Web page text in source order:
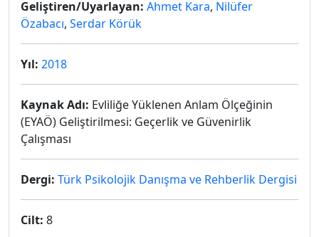
Geliştiren/Uyarlayan: Ahmet Kara, Nilüfer
Özabacı, Serdar Körük
Yıl: 2018
Kaynak Adı: Evliliğe Yüklenen Anlam Ölçeğinin
(EYAÖ) Geliştirilmesi: Geçerlik ve Güvenirlik
Çalışması
Dergi: Türk Psikolojik Danışma ve Rehberlik Dergisi
Cilt: 8